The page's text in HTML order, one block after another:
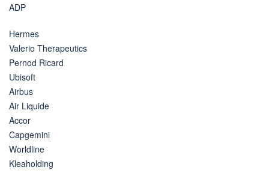
ADP
Hermes
Valerio Therapeutics
Pernod Ricard
Ubisoft
Airbus
Air Liquide
Accor
Capgemini
Worldline
Kleaholding